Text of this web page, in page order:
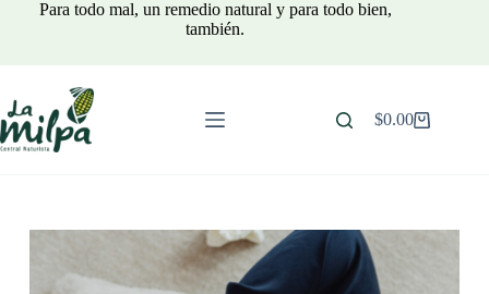
Para todo mal, un remedio natural y para todo bien,
también.
Carro
$0.00